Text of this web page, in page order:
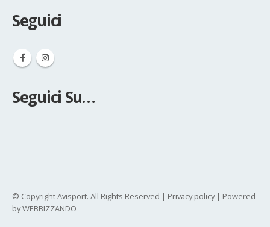
Seguici
Seguici Su…
© Copyright Avisport. All Rights Reserved | Privacy policy| Powered
byWEBBIZZANDO